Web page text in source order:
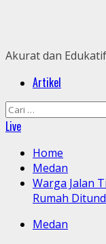
Akurat dan Edukatif
PrimaryArtikel
Cari
untuk:
Live
Home
Medan
Warga Jalan
Rumah
Medan